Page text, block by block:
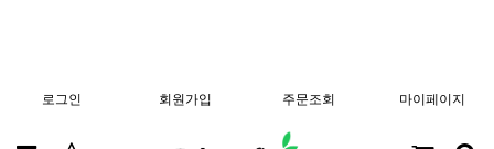
로그인 회원가입 주문조회 마이페이지